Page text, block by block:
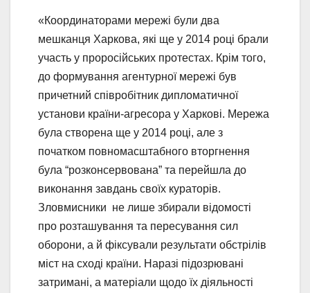
«Координаторами мережі були два
мешканця Харкова, які ще у 2014 році брали
участь у проросійських протестах. Крім того,
до формування агентурної мережі був
причетний співробітник дипломатичної
установи країни-агресора у Харкові. Мережа
була створена ще у 2014 році, але з
початком повномасштабного вторгнення
була “розконсервована” та перейшла до
виконання завдань своїх кураторів.
Зловмисники не лише збирали відомості
про розташування та пересування сил
оборони, а й фіксували результати обстрілів
міст на сході країни. Наразі підозрювані
затримані, а матеріали щодо їх діяльності